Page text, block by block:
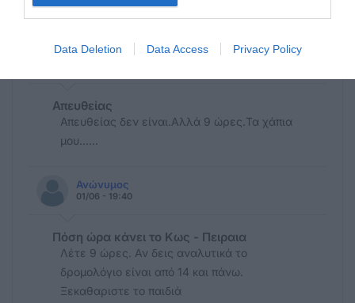
Data Deletion Data Access Privacy Policy
150ΚΑΜΠΙΝΑ ΜΟΝΟ ΝΑ ΠΑΩ.ΧΑΧΑ.
Ανώνυμος
Απευθείας
Απευθείας δεν είναι.Αλλά 9 ώρες.Τα χάπια
μου......
Ανώνυμος
01/06 - 19:40
Πόση ώρα κάνει το Κως - Πειραια
Λέτε 9 ώρες. Αν δεις αναλυτικά το
δρομολόγιο είναι από 14 και πάνω.
Ξεκαθαριστε το παιδιά